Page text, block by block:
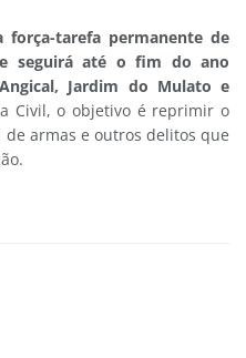
tarefa permanente de
seguirá até o fim do ano
Jardim do Mulato e
Civil, o objetivo é reprimir o
armas e outros delitos que